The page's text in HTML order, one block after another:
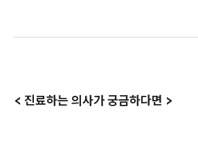
< 진료하는 의사가 궁금하다면 >